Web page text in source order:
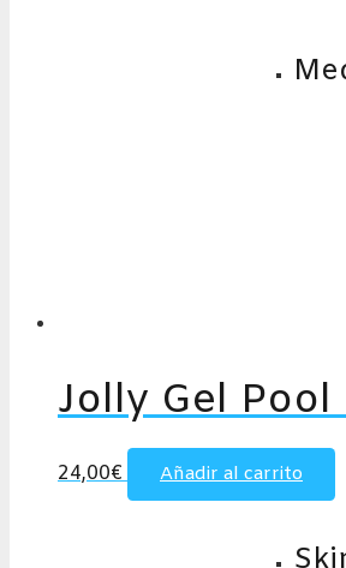
Jolly Gel
24,00€ Añadir al carrito